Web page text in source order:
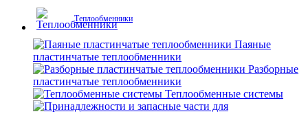
Теплообменники
Паяные
пластинчатые теплообменники
Разборные
пластинчатые теплообменники
Теплообменные системы